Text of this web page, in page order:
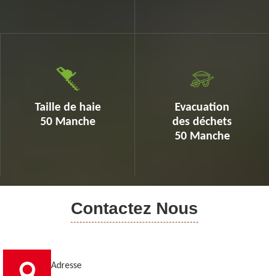
Taille de haie
50 Manche
Evacuation
des déchets
50 Manche
Contactez Nous
Adresse